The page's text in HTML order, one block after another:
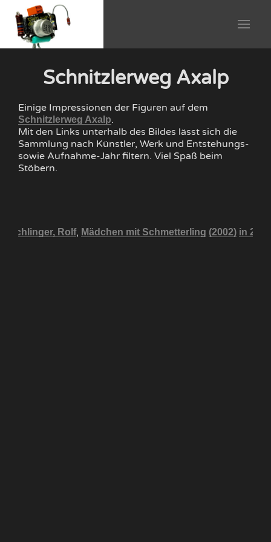
Schnitzlerweg Axalp
Einige Impressionen der Figuren auf dem
Schnitzlerweg Axalp.
Mit den Links unterhalb des Bildes lässt sich die
Sammlung nach Künstler, Werk und Entstehungs-
sowie Aufnahme-Jahr filtern. Viel Spaß beim
Stöbern.
Blöchlinger, Rolf, Mädchen mit Schmetterling (2002) in 2007